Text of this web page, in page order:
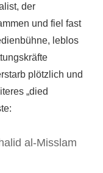
der
und fiel fast
leblos
plötzlich und
„died
al-Misslam